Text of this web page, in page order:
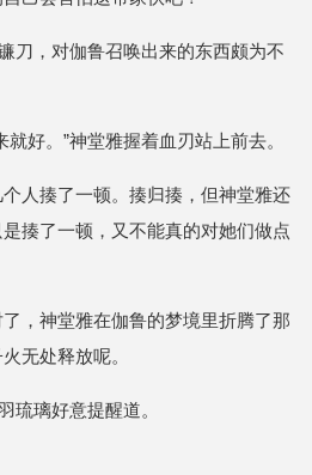
刀，对伽鲁召唤出来的东西颇为不
好。”神堂雅握着血刃站上前去。
个人揍了一顿。揍归揍，但神堂雅还
揍了一顿，又不能真的对她们做点
，神堂雅在伽鲁的梦境里折腾了那
无处释放呢。
琉璃好意提醒道。